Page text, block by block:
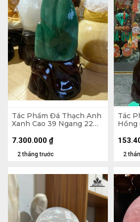
Tác Phẩm Đá Thạch Anh
Xanh Cao 39 Ngang 22
(cm) - Cả Đế Cao 56 -
19,5kg
2 tháng trước
7.300.000 ₫
Tác
Hồng
Sâu
142 -
2